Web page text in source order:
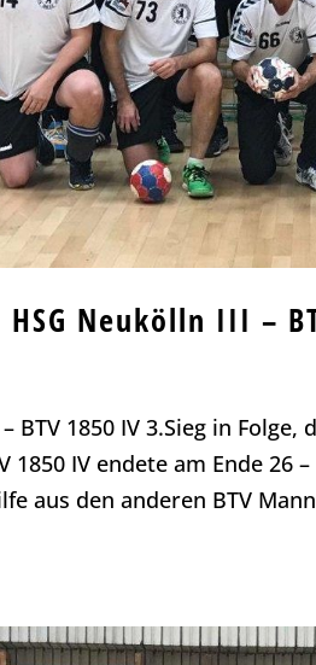
Neukölln III –
BTV 1850 IV 3.Sieg in
1850 IV endete am Ende 26
aus den anderen BTV